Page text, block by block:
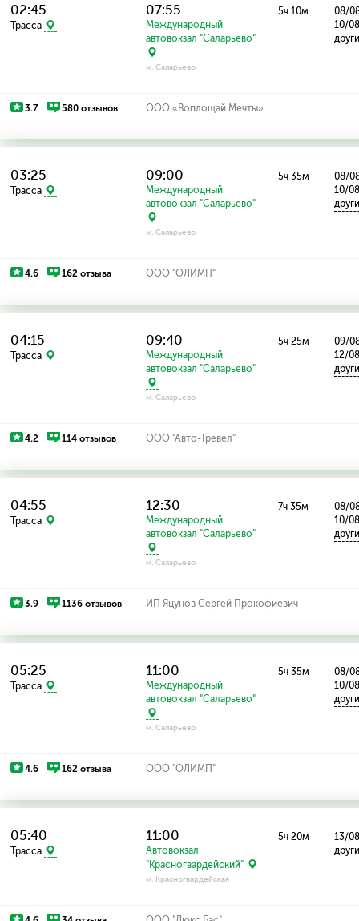
02:45
Трасса
07:55
Международный
автовокзал "Саларьево"
м. Саларьево
5ч 10м
08/
10/
3.7 580 отзывов ООО «Воплощай Мечты»
03:25
Трасса
09:00
Международный
автовокзал "Саларьево"
м. Саларьево
5ч 35м
08/
10/
4.6 162 отзыва ООО "ОЛИМП"
04:15
Трасса
09:40
Международный
автовокзал "Саларьево"
м. Саларьево
5ч 25м
09/
12/
4.2 114 отзывов ООО "Авто-Тревел"
04:55
Трасса
12:30
Международный
автовокзал "Саларьево"
м. Саларьево
7ч 35м
08/
10/
3.9 1136 отзывов ИП Яцунов Сергей Прокофиевич
05:25
Трасса
11:00
Международный
автовокзал "Саларьево"
м. Саларьево
5ч 35м
08/
10/
4.6 162 отзыва ООО "ОЛИМП"
05:40
Трасса
11:00
Автовокзал
"Красногвардейский"
м. Красногвардейская
5ч 20м
13/